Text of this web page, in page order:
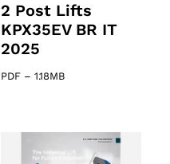
2 Post Lifts
KPX35EV BR IT
2025
PDF – 1.18MB